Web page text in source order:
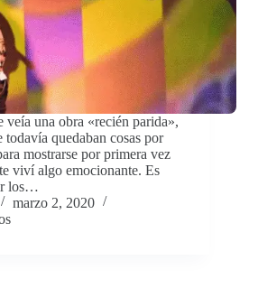
veía una obra «recién parida»,
todavía quedaban cosas por
mostrarse por primera vez
viví algo emocionante. Es
los…
marzo 2, 2020